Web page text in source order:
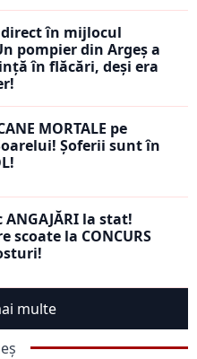
în mijlocul
pompier din Argeș a
în flăcări, deși era
MORTALE pe
Șoferii sunt în
ANGAJĂRI la stat!
la CONCURS
multe